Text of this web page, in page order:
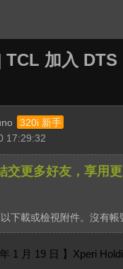
機討論區 › 內容
TCL 加入
320i 新手
17:29:32
交更多好友，享用
下載或檢視附件。沒有帳
年 1 月 19 日 】 Xperi